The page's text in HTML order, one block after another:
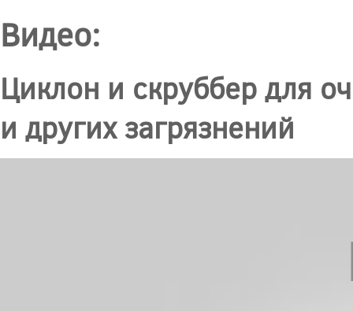
Видео:
Циклон и скруббер для
и других загрязнений